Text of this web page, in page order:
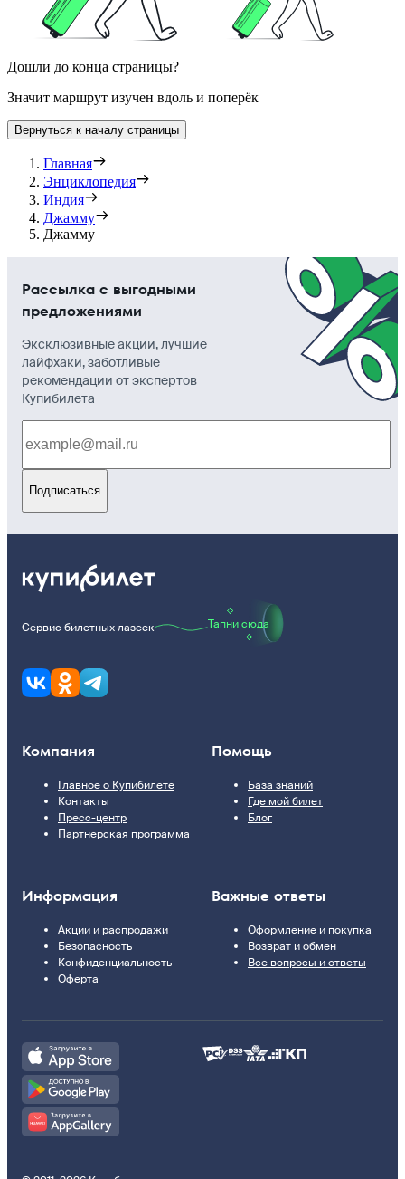
Дошли до конца страницы?
Значит маршрут изучен вдоль и поперёк
Вернуться к началу страницы
Главная
Энциклопедия
Индия
Джамму
Джамму
Рассылка с выгодными
предложениями
Эксклюзивные акции, лучшие
лайфхаки, заботливые
рекомендации от экспертов
Купибилета
Подписаться
Сервис билетных лазеек Тапни сюда
Компания
Главное о Купибилете
Контакты
Пресс-центр
Партнерская программа
Помощь
База знаний
Где мой билет
Блог
Информация
Акции и распродажи
Безопасность
Конфиденциальность
Оферта
Важные ответы
Оформление и покупка
Возврат и обмен
Все вопросы и ответы